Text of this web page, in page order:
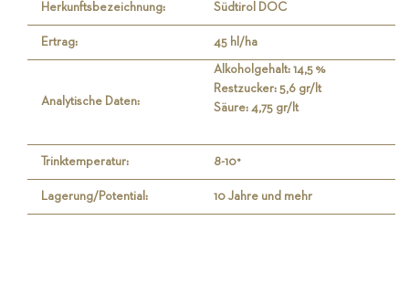
Herkunftsbezeichnung: Südtirol DOC
Ertrag: 45 hl/ha
Analytische Daten:
Alkoholgehalt: 14,5 %
Restzucker: 5,6 gr/lt
Säure: 4,75 gr/lt
Trinktemperatur: 8-10°
Lagerung/Potential: 10 Jahre und mehr